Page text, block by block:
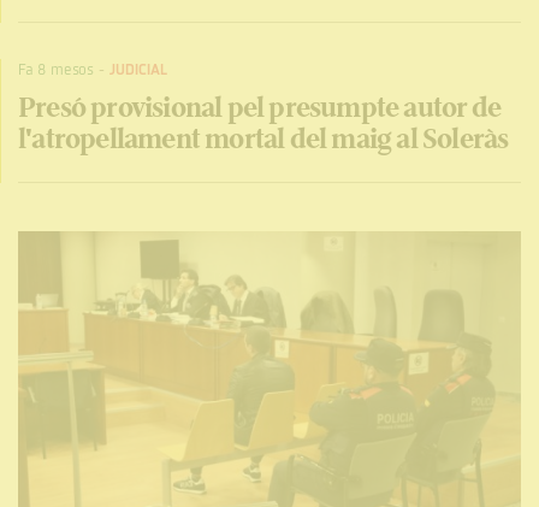
Fa 8 mesos - JUDICIAL
Presó provisional pel presumpte autor de
l'atropellament mortal del maig al Soleràs